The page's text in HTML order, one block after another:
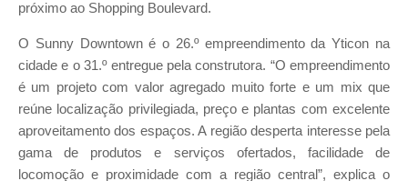
próximo ao Shopping Boulevard.
O Sunny Downtown é o 26.º empreendimento da Yticon na
cidade e o 31.º entregue pela construtora. “O empreendimento
é um projeto com valor agregado muito forte e um mix que
reúne localização privilegiada, preço e plantas com excelente
aproveitamento dos espaços. A região desperta interesse pela
gama de produtos e serviços ofertados, facilidade de
locomoção e proximidade com a região central”, explica o